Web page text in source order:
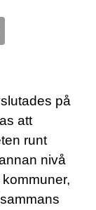
på
att
runt
nivå